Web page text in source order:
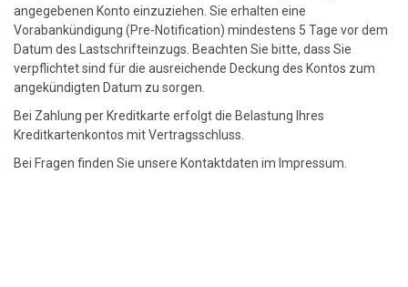
angegebenen Konto einzuziehen. Sie erhalten eine
Vorabankündigung (Pre-Notification) mindestens 5 Tage vor dem
Datum des Lastschrifteinzugs. Beachten Sie bitte, dass Sie
verpflichtet sind für die ausreichende Deckung des Kontos zum
angekündigten Datum zu sorgen.
Bei Zahlung per Kreditkarte erfolgt die Belastung Ihres
Kreditkartenkontos mit Vertragsschluss.
Bei Fragen finden Sie unsere Kontaktdaten im Impressum.